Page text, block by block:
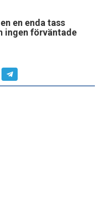
en enda tass
ingen förväntade